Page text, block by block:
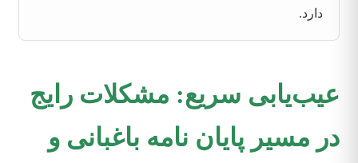
دارد.
عیب‌یابی سریع: مشکلات رایج
در مسیر پایان نامه باغبانی و